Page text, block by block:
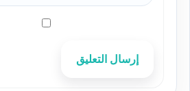
إرسال التعليق